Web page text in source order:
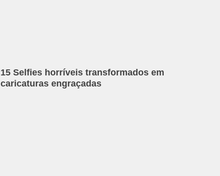
15 Selfies horríveis transformados em
caricaturas engraçadas